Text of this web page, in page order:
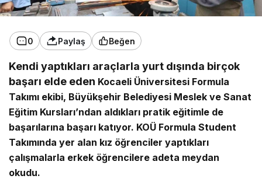
0 Paylaş Beğen
Kendi yaptıkları araçlarla yurt dışında birçok
başarı elde eden Kocaeli Üniversitesi Formula
Takımı ekibi, Büyükşehir Belediyesi Meslek ve Sanat
Eğitim Kursları’ndan aldıkları pratik eğitimle de
başarılarına başarı katıyor. KOÜ Formula Student
Takımında yer alan kız öğrenciler yaptıkları
çalışmalarla erkek öğrencilere adeta meydan
okudu.